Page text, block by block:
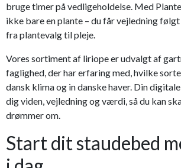
bruge timer på vedligeholdelse. Med
ikke bare en plante – du får vejledning
fra plantevalg til pleje.
Vores sortiment af liriope er udvalgt af
faglighed, der har erfaring med, hvilke
dansk klima og in danske haver. Din
dig viden, vejledning og værdi, så du kan
drømmer om.
Start dit staudebed